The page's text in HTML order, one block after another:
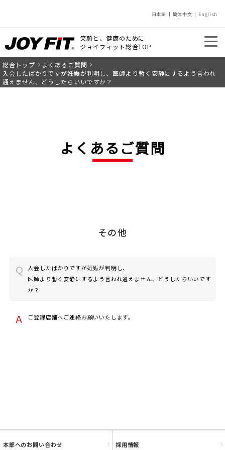
日本語 簡体中文 English
笑顔と、健康のために
ジョイフィット総合TOP
入会のご案内 店舗を探す
JOYFIT24
総合トップ
よくあるご質問
入会したばかりですが妊娠が判明し、医師より暫く安静にするよう言われ
通えません、どうしたらいいですか？
よくあるご質問
その他
入会したばかりですが妊娠が判明し、
医師より暫く安静にするよう言われ通えません、どうしたらいいです
か？
ご登録店舗へご連絡お願いいたします。
本部へのお問い合わせ 採用情報